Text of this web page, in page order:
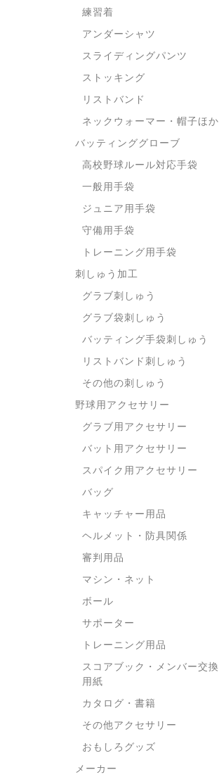
練習着
アンダーシャツ
スライディングパンツ
ストッキング
リストバンド
ネックウォーマー・帽子ほか
バッティンググローブ
高校野球ルール対応手袋
一般用手袋
ジュニア用手袋
守備用手袋
トレーニング用手袋
刺しゅう加工
グラブ刺しゅう
グラブ袋刺しゅう
バッティング手袋刺しゅう
リストバンド刺しゅう
その他の刺しゅう
野球用アクセサリー
グラブ用アクセサリー
バット用アクセサリー
スパイク用アクセサリー
バッグ
キャッチャー用品
ヘルメット・防具関係
審判用品
マシン・ネット
ボール
サポーター
トレーニング用品
スコアブック・メンバー交換
用紙
カタログ・書籍
その他アクセサリー
おもしろグッズ
メーカー